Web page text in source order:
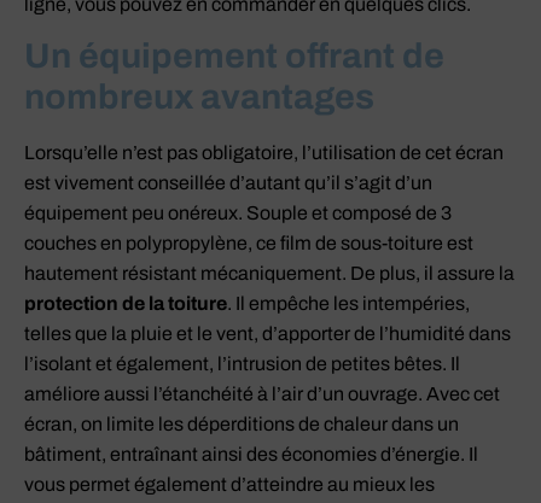
Un équipement offrant de
nombreux avantages
Lorsqu’elle n’est pas obligatoire, l’utilisation de cet écran
est vivement conseillée d’autant qu’il s’agit d’un
équipement peu onéreux. Souple et composé de 3
couches en polypropylène, ce film de sous-toiture est
hautement résistant mécaniquement. De plus, il assure la
protection de la toiture. Il empêche les intempéries,
telles que la pluie et le vent, d’apporter de l’humidité dans
l’isolant et également, l’intrusion de petites bêtes. Il
améliore aussi l’étanchéité à l’air d’un ouvrage. Avec cet
écran, on limite les déperditions de chaleur dans un
bâtiment, entraînant ainsi des économies d’énergie. Il
vous permet également d’atteindre au mieux les